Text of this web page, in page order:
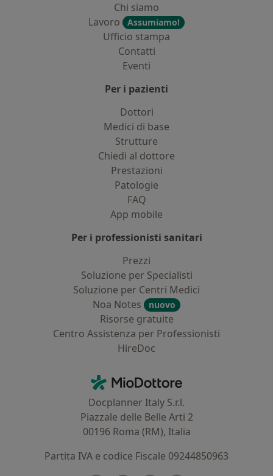
Chi siamo
Lavoro
Assumiamo!
Ufficio stampa
Contatti
Eventi
Per i pazienti
Dottori
Medici di base
Strutture
Chiedi al dottore
Prestazioni
Patologie
FAQ
App mobile
Per i professionisti sanitari
Prezzi
Soluzione per Specialisti
Soluzione per Centri Medici
Noa Notes
nuovo
Risorse gratuite
Centro Assistenza per Professionisti
HireDoc
MioDottore - Homepage
Docplanner Italy S.r.l.
Piazzale delle Belle Arti 2
00196 Roma (RM), Italia
Partita IVA e codice Fiscale 09244850963